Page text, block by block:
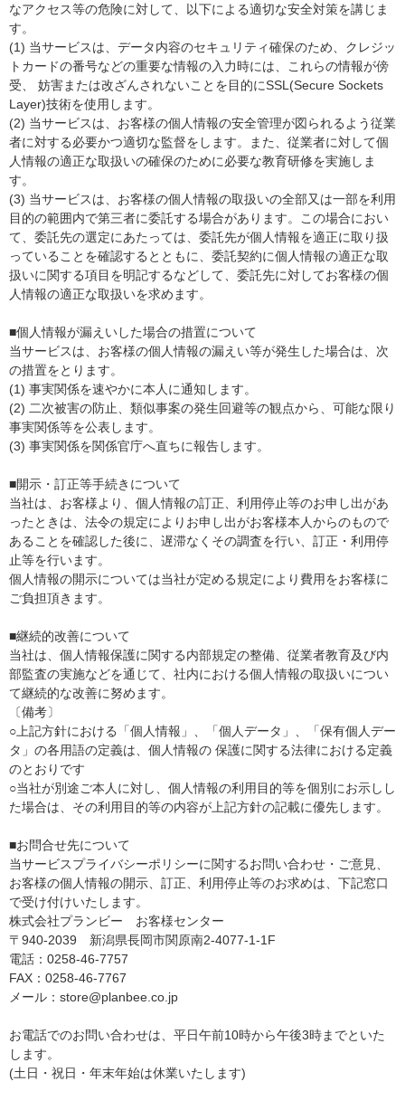
なアクセス等の危険に対して、以下による適切な安全対策を講じま
す。
(1) 当サービスは、データ内容のセキュリティ確保のため、クレジッ
トカードの番号などの重要な情報の入力時には、これらの情報が傍
受、 妨害または改ざんされないことを目的にSSL(Secure Sockets
Layer)技術を使用します。
(2) 当サービスは、お客様の個人情報の安全管理が図られるよう従業
者に対する必要かつ適切な監督をします。また、従業者に対して個
人情報の適正な取扱いの確保のために必要な教育研修を実施しま
す。
(3) 当サービスは、お客様の個人情報の取扱いの全部又は一部を利用
目的の範囲内で第三者に委託する場合があります。この場合におい
て、委託先の選定にあたっては、委託先が個人情報を適正に取り扱
っていることを確認するとともに、委託契約に個人情報の適正な取
扱いに関する項目を明記するなどして、委託先に対してお客様の個
人情報の適正な取扱いを求めます。
■個人情報が漏えいした場合の措置について
当サービスは、お客様の個人情報の漏えい等が発生した場合は、次
の措置をとります。
(1) 事実関係を速やかに本人に通知します。
(2) 二次被害の防止、類似事案の発生回避等の観点から、可能な限り
事実関係等を公表します。
(3) 事実関係を関係官庁へ直ちに報告します。
■開示・訂正等手続きについて
当社は、お客様より、個人情報の訂正、利用停止等のお申し出があ
ったときは、法令の規定によりお申し出がお客様本人からのもので
あることを確認した後に、遅滞なくその調査を行い、訂正・利用停
止等を行います。
個人情報の開示については当社が定める規定により費用をお客様に
ご負担頂きます。
■継続的改善について
当社は、個人情報保護に関する内部規定の整備、従業者教育及び内
部監査の実施などを通じて、社内における個人情報の取扱いについ
て継続的な改善に努めます。
〔備考〕
○上記方針における「個人情報」、「個人データ」、「保有個人デー
タ」の各用語の定義は、個人情報の 保護に関する法律における定義
のとおりです
○当社が別途ご本人に対し、個人情報の利用目的等を個別にお示しし
た場合は、その利用目的等の内容が上記方針の記載に優先します。
■お問合せ先について
当サービスプライバシーポリシーに関するお問い合わせ・ご意見、
お客様の個人情報の開示、訂正、利用停止等のお求めは、下記窓口
で受け付けいたします。
株式会社プランビー お客様センター
〒940-2039 新潟県長岡市関原南2-4077-1-1F
電話：0258-46-7757
FAX：0258-46-7767
メール：store@planbee.co.jp
お電話でのお問い合わせは、平日午前10時から午後3時までといた
します。
(土日・祝日・年末年始は休業いたします)